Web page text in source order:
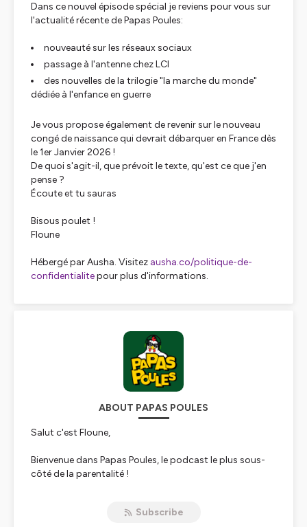
Dans ce nouvel épisode spécial je reviens pour vous sur
l'actualité récente de Papas Poules:
nouveauté sur les réseaux sociaux
passage à l'antenne chez LCI
des nouvelles de la trilogie "la marche du monde"
dédiée à l'enfance en guerre
Je vous propose également de revenir sur le nouveau
congé de naissance qui devrait débarquer en France dès
le 1er Janvier 2026 !
De quoi s'agit-il, que prévoit le texte, qu'est ce que j'en
pense ?
Écoute et tu sauras
Bisous poulet !
Floune
Hébergé par Ausha. Visitez ausha.co/politique-de-
confidentialitepour plus d'informations.
ABOUT PAPAS POULES
Salut c'est Floune,
Bienvenue dans Papas Poules, le podcast le plus sous-
côté de la parentalité !
Subscribe